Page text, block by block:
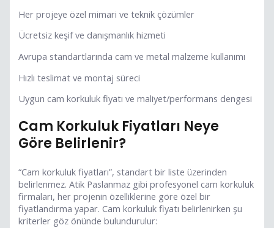
Her projeye özel mimari ve teknik çözümler
Ücretsiz keşif ve danışmanlık hizmeti
Avrupa standartlarında cam ve metal malzeme kullanımı
Hızlı teslimat ve montaj süreci
Uygun cam korkuluk fiyatı ve maliyet/performans dengesi
Cam Korkuluk Fiyatları Neye
Göre Belirlenir?
“Cam korkuluk fiyatları”, standart bir liste üzerinden
belirlenmez. Atik Paslanmaz gibi profesyonel cam korkuluk
firmaları, her projenin özelliklerine göre özel bir
fiyatlandırma yapar. Cam korkuluk fiyatı belirlenirken şu
kriterler göz önünde bulundurulur: